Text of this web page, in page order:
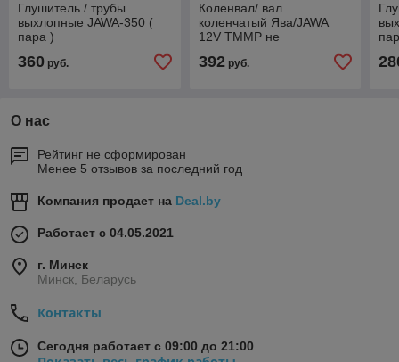
Глушитель / трубы
выхлопные JAWA-350 (
пара )
360 руб.
Коленвал/ вал
коленчатый Ява/JAWA
12V ТММР не
392руб.
О нас
Рейтинг не сформирован
Менее 5 отзывов за последний год
Компания продает на Deal.by
Работает с 04.05.2021
г. Минск
Минск, Беларусь
Контакты
Сегодня работает с 09:00 до 21:00